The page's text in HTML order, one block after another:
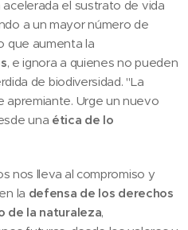
el sustrato de vida
a un mayor número de
que aumenta la
, e ignora a quienes no pueden
de biodiversidad. "La
apremiante. Urge un nuevo
una ética de lo
nos lleva al compromiso y
la defensa de los derechos
de la naturaleza,